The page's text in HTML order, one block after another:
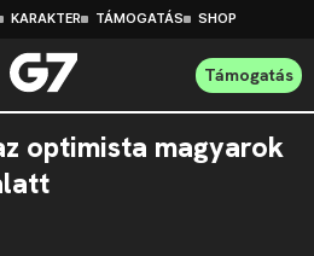
KARAKTER TÁMOGATÁS SHOP
Támogatás
optimista magyarok